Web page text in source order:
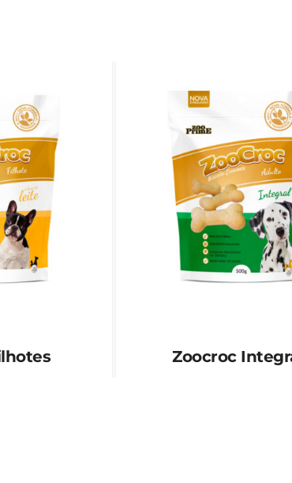
Zoocroc